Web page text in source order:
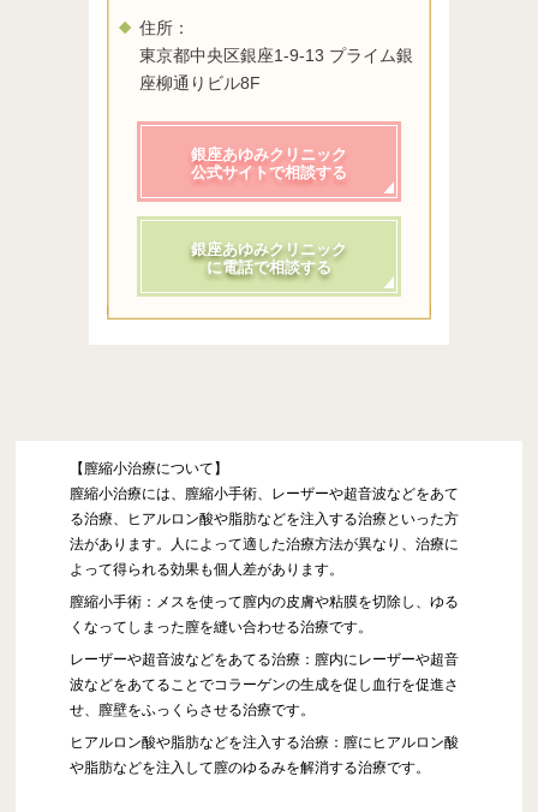
住所：
東京都中央区銀座1-9-13 プライム銀
座柳通りビル8F
銀座あゆみクリニック
公式サイトで相談する
銀座あゆみクリニック
に電話で相談する
【膣縮小治療について】
膣縮小治療には、膣縮小手術、レーザーや超音波などをあて
る治療、ヒアルロン酸や脂肪などを注入する治療といった方
法があります。人によって適した治療方法が異なり、治療に
よって得られる効果も個人差があります。
膣縮小手術：メスを使って膣内の皮膚や粘膜を切除し、ゆる
くなってしまった膣を縫い合わせる治療です。
レーザーや超音波などをあてる治療：膣内にレーザーや超音
波などをあてることでコラーゲンの生成を促し血行を促進さ
せ、膣壁をふっくらさせる治療です。
ヒアルロン酸や脂肪などを注入する治療：膣にヒアルロン酸
や脂肪などを注入して膣のゆるみを解消する治療です。